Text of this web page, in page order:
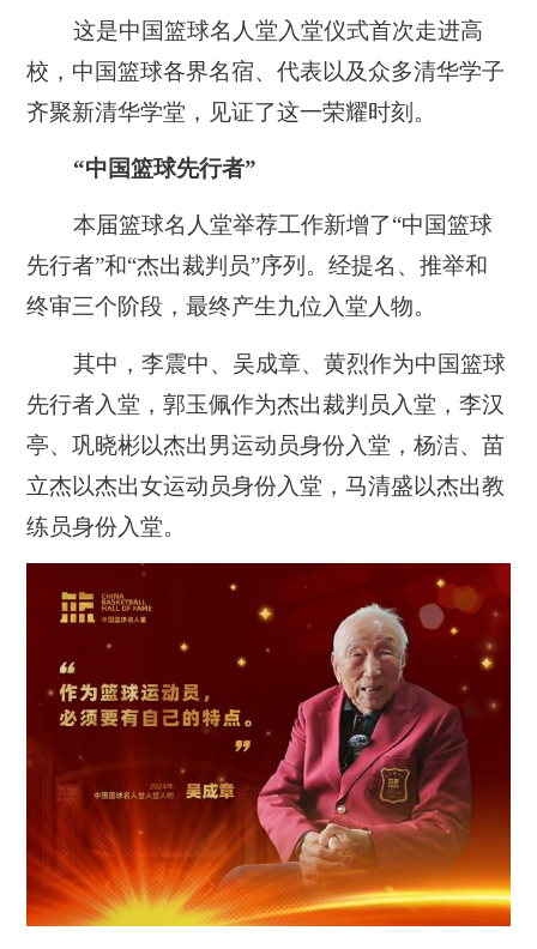
这是中国篮球名人堂入堂仪式首次走进高
校，中国篮球各界名宿、代表以及众多清华学子
齐聚新清华学堂，见证了这一荣耀时刻。
“中国篮球先行者”
本届篮球名人堂举荐工作新增了“中国篮球
先行者”和“杰出裁判员”序列。经提名、推举和
终审三个阶段，最终产生九位入堂人物。
其中，李震中、吴成章、黄烈作为中国篮球
先行者入堂，郭玉佩作为杰出裁判员入堂，李汉
亭、巩晓彬以杰出男运动员身份入堂，杨洁、苗
立杰以杰出女运动员身份入堂，马清盛以杰出教
练员身份入堂。